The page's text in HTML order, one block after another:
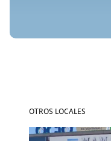
OTROS LOCALES